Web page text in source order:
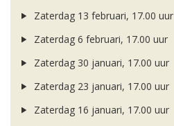
Zaterdag 13 februari, 17.00 uur
Zaterdag 6 februari, 17.00 uur
Zaterdag 30 januari, 17.00 uur
Zaterdag 23 januari, 17.00 uur
Zaterdag 16 januari, 17.00 uur